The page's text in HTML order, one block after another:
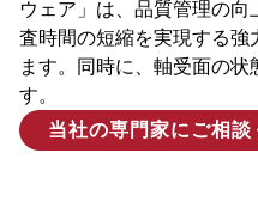
ウェア」は、品質管理の
査時間の短縮を実現する強
ます。同時に、軸受面の
す。
当社の専門家にご相談